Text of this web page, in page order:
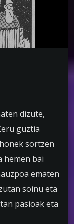
dizute,
guztia
sortzen
hemen bai
ematen
soinu eta
pasioak eta